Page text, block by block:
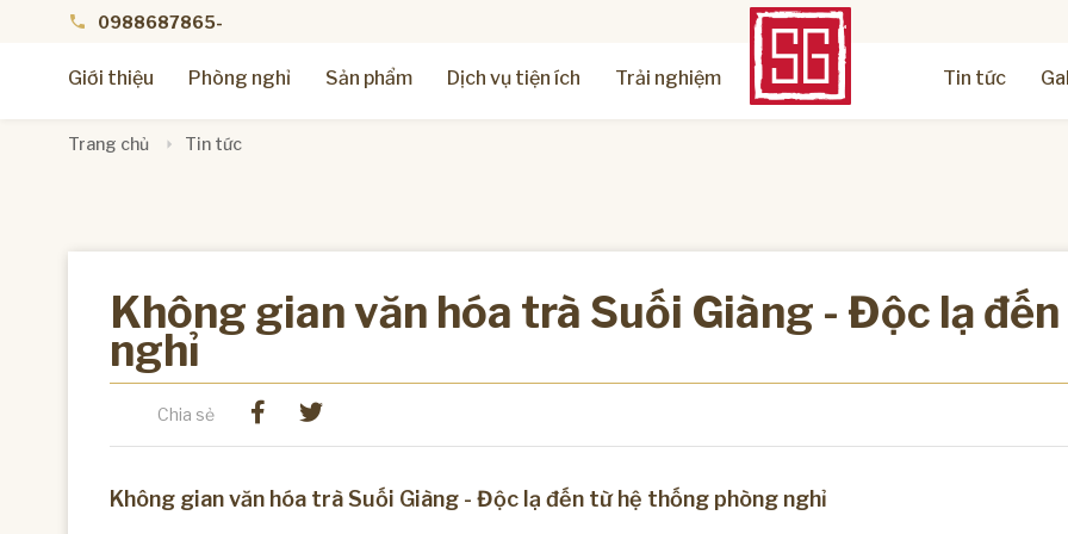
phone 0988687865-
Giới thiệu Phòng nghỉ Sản phẩm Dịch vụ tiện ích Trải nghiệm Tin tức
Trang chủ Tin tức
Không gian văn hóa trà Suối Giàng - Độc lạ
nghỉ
Chia sẻ
Không gian văn hóa trà Suối Giàng - Độc lạ đến từ hệ thống phòng nghỉ